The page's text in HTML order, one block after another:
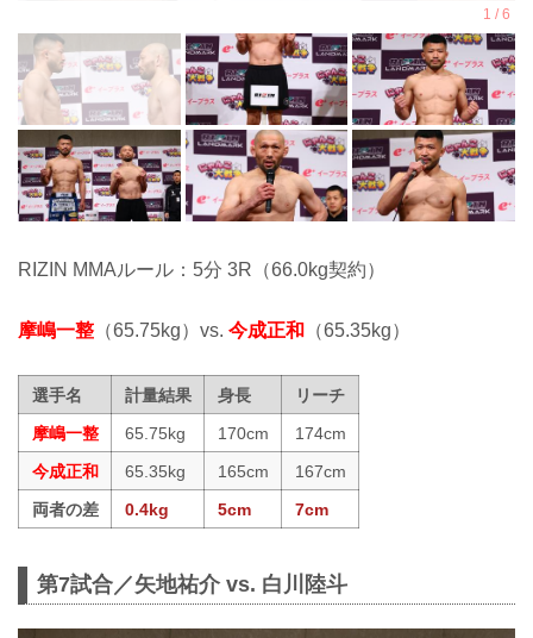
RIZIN MMAルール：5分 3R（66.0kg契約）
摩嶋一整 （65.75kg）vs. 今成正和 （65.35kg）
選手名 計量結果 身長
リーチ
摩嶋一整
65.75kg 170cm
174cm
今成正和
65.35kg 165cm
167cm
両者の差
0.4kg 5cm 7cm
第7試合／矢地祐介 vs. 白川陸斗